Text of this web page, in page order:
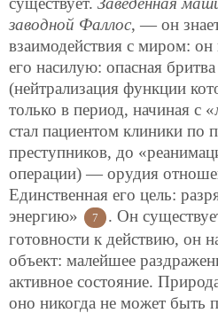
заводной Фаллос, — он
взаимодействия с миром:
его насилую: опасная
(нейтрализация функции
только в период, начиная с
стал пациентом клиники по
преступников, до
операции) — орудия
Единственная его цель:
энергию»
7
. Он
готовности к действию, он
объект: малейшее
активное состояние.
оно никогда не может быть